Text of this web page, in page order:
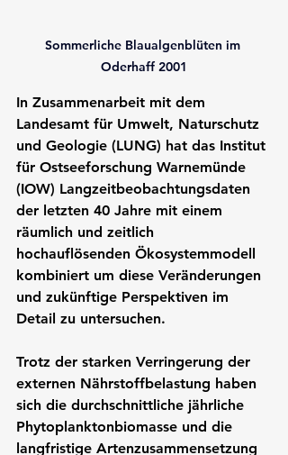
Sommerliche Blaualgenblüten im
Oderhaff 2001
In Zusammenarbeit mit dem
Landesamt für Umwelt, Naturschutz
und Geologie (LUNG) hat das Institut
für Ostseeforschung Warnemünde
(IOW) Langzeitbeobachtungsdaten
der letzten 40 Jahre mit einem
räumlich und zeitlich
hochauflösenden Ökosystemmodell
kombiniert um diese Veränderungen
und zukünftige Perspektiven im
Detail zu untersuchen.
Trotz der starken Verringerung der
externen Nährstoffbelastung haben
sich die durchschnittliche jährliche
Phytoplanktonbiomasse und die
langfristige Artenzusammensetzung